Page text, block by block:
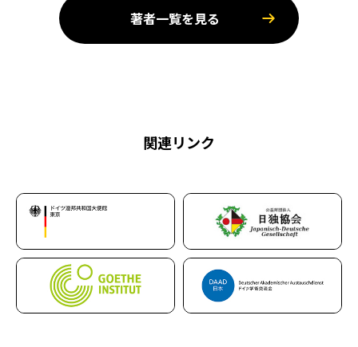
著者一覧を見る
関連リンク